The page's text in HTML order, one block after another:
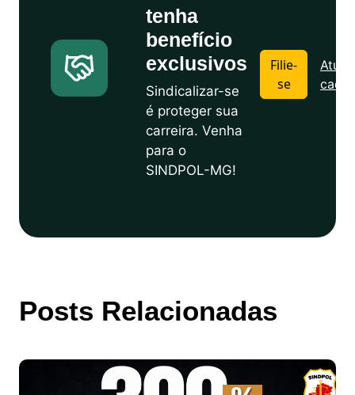
tenha
benefício
exclusivos
Sindicalizar-se
é proteger sua
carreira. Venha
para o
SINDPOL-MG!
Filie-
se
Posts Relacionadas